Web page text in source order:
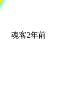
魂客2年前